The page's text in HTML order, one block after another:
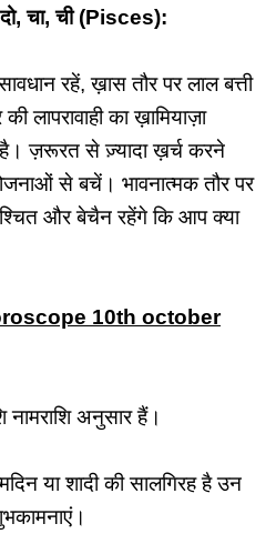
चा, ची (Pisces):
रहें, ख़ास तौर पर लाल बत्ती
लापरावाही का ख़ामियाज़ा
ज़रूरत से ज़्यादा ख़र्च करने
से बचें। भावनात्मक तौर पर
और बेचैन रहेंगे कि आप क्या
10th october
नामराशि अनुसार हैं।
या शादी की सालगिरह है उन